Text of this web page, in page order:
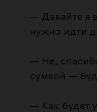
— Давайте я
нужно идти
— Не,
сумкой —
— Как будет